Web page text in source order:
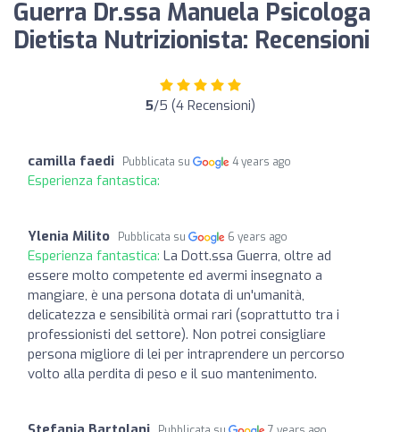
Guerra Dr.ssa Manuela Psicologa
Dietista Nutrizionista: Recensioni
5/5 (4 Recensioni)
camilla faedi Pubblicata su 4 years ago
Esperienza fantastica:
Ylenia Milito Pubblicata su 6 years ago
Esperienza fantastica: La Dott.ssa Guerra, oltre ad
essere molto competente ed avermi insegnato a
mangiare, è una persona dotata di un'umanità,
delicatezza e sensibilità ormai rari (soprattutto tra i
professionisti del settore). Non potrei consigliare
persona migliore di lei per intraprendere un percorso
volto alla perdita di peso e il suo mantenimento.